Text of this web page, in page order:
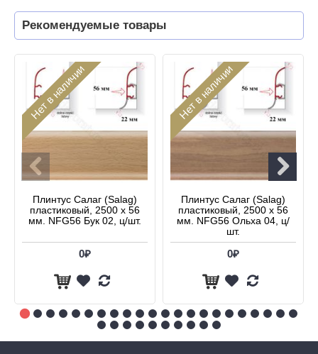
Рекомендуемые товары
Нет в наличии
Плинтус Салаг (Salag)
пластиковый, 2500 х 56
мм. NFG56 Бук 02, ц/шт.
0₽
Нет в наличии
Плинтус Салаг (Salag)
пластиковый, 2500 х 56
мм. NFG56 Ольха 04, ц/
шт.
0₽